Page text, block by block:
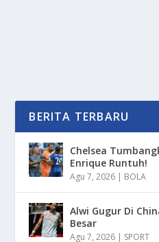
BERITA TERBARU
Chelsea
Enrique Runtuh!
Agu 7, 2026 | BOLA
Alwi Gugur Di
Besar
Agu 7, 2026 | SPORT